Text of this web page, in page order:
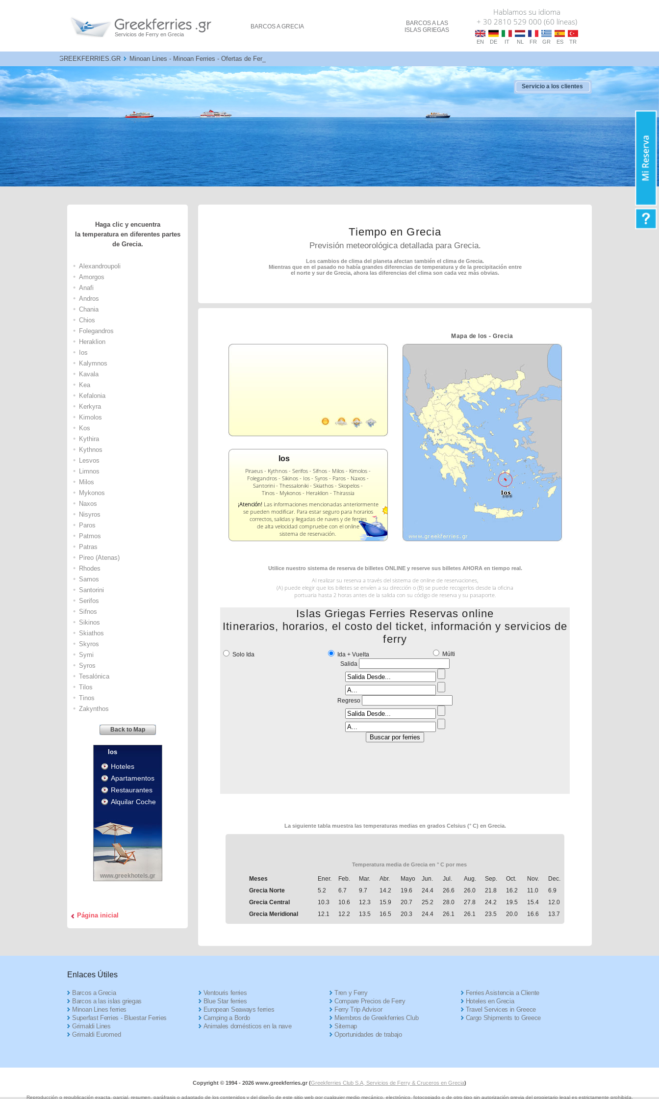
Servicios de Ferry en Grecia
BARCOSA GRECIA BARCOSA LAS
ISLAS GRIEGAS
Hablamos su idioma
+ 30 2810 529 000 (60 líneas)
EN DE IT NL FR GR ES TR
GREEKFERRIES.GR Minoan Lines - Minoan Ferries - Ofertas de Ferry - Ancona, Venecia a Grecia
Servicio a los clientes
Haga clic y encuentra
la temperatura en diferentes partes
de Grecia.
• Alexandroupoli
• Amorgos
• Anafi
• Andros
• Chania
• Chios
• Folegandros
• Heraklion
• Ios
• Kalymnos
• Kavala
• Kea
• Kefalonia
• Kerkyra
• Kimolos
• Kos
• Kythira
• Kythnos
• Lesvos
• Limnos
• Milos
• Mykonos
• Naxos
• Nisyros
• Paros
• Patmos
• Patras
• Pireo (Atenas)
• Rhodes
• Samos
• Santorini
• Serifos
• Sifnos
• Sikinos
• Skiathos
• Skyros
• Symi
• Syros
• Tesalónica
• Tilos
• Tinos
• Zakynthos
Back to Map
Ios
Hoteles
Apartamentos
Restaurantes
Alquilar Coche
www.greekhotels.gr
Página inicial
Tiempo en Grecia
Previsión meteorológica detallada para Grecia.
Los cambios de clima del planeta afectan también el clima de Grecia.
Mientras que en el pasado no había grandes diferencias de temperatura y de la precipitación entre
el norte y sur de Grecia, ahora las diferencias del clima son cada vez más obvias.
Ios
Piraeus - Kythnos - Serifos - Sifnos - Milos - Kimolos -
Folegandros - Sikinos - Ios - Syros - Paros - Naxos -
Santorini - Thessaloniki - Skiathos - Skopelos -
Tinos - Mykonos - Heraklion - Thirassia
¡Atención! Las informaciones mencionadas anteriormente
se pueden modificar. Para estar seguro para horarios
correctos, salidas y llegadas de naves y de ferries
de alta velocidad compruebe con el online
sistema de reservación.
Mapa de Ios - Grecia
Utilice nuestro sistema de reserva de billetes ONLINE y reserve sus billetes AHORA en tiempo real.
Al realizar su reserva a través del sistema de online de reservaciones,
(A) puede elegir que los billetes se envíen a su dirección o (B) se puede recogerlos desde la oficina
portuaria hasta 2 horas antes de la salida con su código de reserva y su pasaporte.
Islas Griegas Ferries Reservas online
Itinerarios, horarios, el costo del ticket, información y servicios de
ferry
Solo Ida Ida + Vuelta
Múlti
Salida
Regreso
La siguiente tabla muestra las temperaturas medias en grados Celsius (° C) en Grecia.
Temperatura media de Grecia en ° C por mes
Meses Ener. Feb. Mar. Abr. Mayo Jun. Jul. Aug. Sep. Oct. Nov.
Dec.
Grecia Norte
5.2 6.7 9.7 14.2 19.6 24.4 26.6 26.0 21.8 16.2 11.0
6.9
Grecia Central
10.3 10.6 12.3 15.9 20.7 25.2 28.0 27.8 24.2 19.5 15.4
12.0
Grecia Meridional
12.1 12.2 13.5 16.5 20.3 24.4 26.1 26.1 23.5 20.0 16.6 13.7
Enlaces Útiles
Barcos a Grecia
Barcos a las islas griegas
Minoan Lines ferries
Superfast Ferries - Bluestar Ferries
Grimaldi Lines
Grimaldi Euromed
Ventouris ferries
Blue Star ferries
European Seaways ferries
Camping a Bordo
Animales domésticos en la nave
Tren y Ferry
Compare Precios de Ferry
Ferry Trip Advisor
Miembros de Greekferries Club
Sitemap
Oportunidades de trabajo
Ferries Asistencia a Cliente
Hoteles en Grecia
Travel Services in Greece
Cargo Shipments to Greece
Copyright © 1994 - 2026 www.greekferries.gr (Greekferries Club S.A, Servicios de Ferry & Cruceros en Grecia)
Reproducción o republicación exacta, parcial, resumen, paráfrasis o adaptado de los contenidos y del diseño de este sitio web por cualquier medio mecánico, electrónico, fotocopiado o de otro tipo sin autorización previa del propietario legal es estrictamente prohibida.